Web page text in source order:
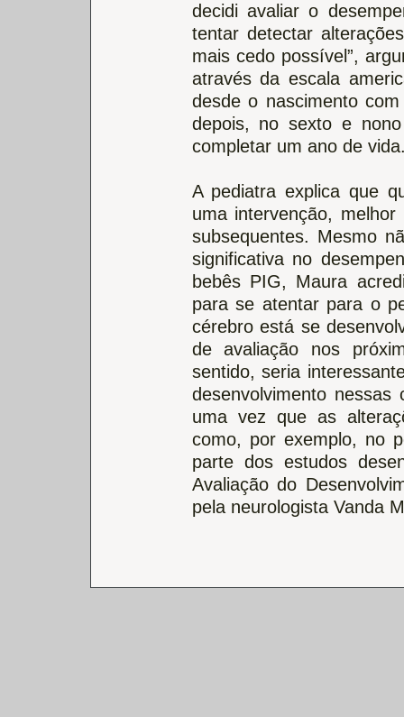
decidi avaliar o
tentar detectar
mais cedo possível”,
através da escala
desde o nascimento
depois, no sexto e
completar um ano de
A pediatra explica que
uma intervenção,
subsequentes. Mesmo
significativa no
bebês PIG, Maura
para se atentar para o
cérebro está se
de avaliação nos
sentido, seria
desenvolvimento
uma vez que as
como, por exemplo, no
parte dos estudos
Avaliação do
pela neurologista Vanda